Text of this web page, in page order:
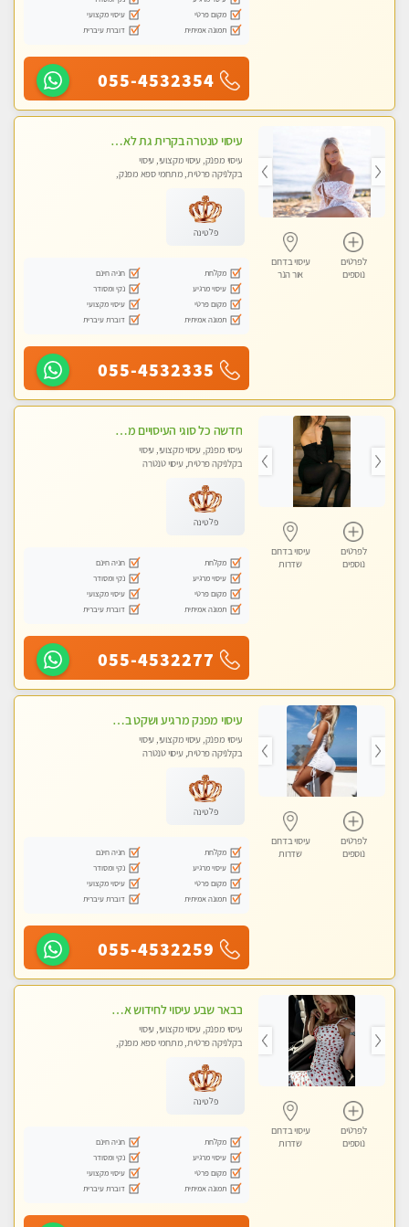
מקום פרטי
עיסוי מקצועי
תמונה אמיתית
דוברת עיברית
055-4532354
לפרטים
נוספים
עיסוי בדרום
אור הנר
עיסוי טנטרה בקרית גת לא מה שחשבת הרבה יותר ממה שדמיינת פרטי!!! Highly recommended
עיסוי מפנק, עיסוי מקצועי, עיסוי
בקלניקה פרטית, מתחמי ספא מפנק,
פלטינה
מקלחת
חניה חינם
עיסוי מרגיע
נקי ומסודר
מקום פרטי
עיסוי מקצועי
תמונה אמיתית
דוברת עיברית
055-4532335
לפרטים
נוספים
עיסוי בדרום
שדרות
חדשה כל סוגי העיסויים מעסה מקצועית ואיכותית פרטי!!!
עיסוי מפנק, עיסוי מקצועי, עיסוי
בקלניקה פרטית, עיסוי טנטרה
פלטינה
מקלחת
חניה חינם
עיסוי מרגיע
נקי ומסודר
מקום פרטי
עיסוי מקצועי
תמונה אמיתית
דוברת עיברית
055-4532277
לפרטים
נוספים
עיסוי בדרום
שדרות
עיסוי מפנק מרגיע ושקט במקום מדהים עיסוי מושקע מאוד
עיסוי מפנק, עיסוי מקצועי, עיסוי
בקלניקה פרטית, עיסוי טנטרה
פלטינה
מקלחת
חניה חינם
עיסוי מרגיע
נקי ומסודר
מקום פרטי
עיסוי מקצועי
תמונה אמיתית
דוברת עיברית
055-4532259
לפרטים
נוספים
עיסוי בדרום
שדרות
בבאר שבע עיסוי לחידוש אנרגיות עיסוי חלומי מומלץ מאוד פרטי!! ללא מין !!
עיסוי מפנק, עיסוי מקצועי, עיסוי
בקלניקה פרטית, מתחמי ספא מפנק,
פלטינה
מקלחת
חניה חינם
עיסוי מרגיע
נקי ומסודר
מקום פרטי
עיסוי מקצועי
תמונה אמיתית
דוברת עיברית